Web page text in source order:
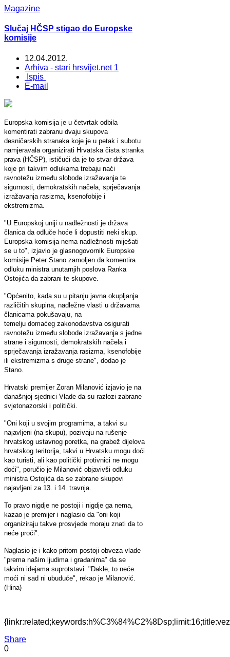
Magazine
Slučaj HČSP stigao do Europske
komisije
12.04.2012.
Arhiva - stari hrsvijet.net 1
Ispis
E-mail
Europska komisija je u četvrtak odbila
komentirati zabranu dvaju skupova
desničarskih stranaka koje je u petak i subotu
namjeravala organizirati Hrvatska čista stranka
prava (HČSP), ističući da je to stvar država
koje pri takvim odlukama trebaju naći
ravnotežu između slobode izražavanja te
sigurnosti, demokratskih načela, sprječavanja
izražavanja rasizma, ksenofobije i
ekstremizma.
"U Europskoj uniji u nadležnosti je država
članica da odluče hoće li dopustiti neki skup.
Europska komisija nema nadležnosti miješati
se u to", izjavio je glasnogovornik Europske
komisije Peter Stano zamoljen da komentira
odluku ministra unutarnjih poslova Ranka
Ostojića da zabrani te skupove.
"Općenito, kada su u pitanju javna okupljanja
različitih skupina, nadležne vlasti u državama
članicama pokušavaju, na
temelju domaćeg zakonodavstva osigurati
ravnotežu između slobode izražavanja s jedne
strane i sigurnosti, demokratskih načela i
sprječavanja izražavanja rasizma, ksenofobije
ili ekstremizma s druge strane", dodao je
Stano.
Hrvatski premijer Zoran Milanović izjavio je na
današnjoj sjednici Vlade da su razlozi zabrane
svjetonazorski i politički.
"Oni koji u svojim programima, a takvi su
najavljeni (na skupu), pozivaju na rušenje
hrvatskog ustavnog poretka, na grabež dijelova
hrvatskog teritorija, takvi u Hrvatsku mogu doći
kao turisti, ali kao politički protivnici ne mogu
doći", poručio je Milanović objavivši odluku
ministra Ostojića da se zabrane skupovi
najavljeni za 13. i 14. travnja.
To pravo nigdje ne postoji i nigdje ga nema,
kazao je premijer i naglasio da "oni koji
organiziraju takve prosvjede moraju znati da to
neće proći".
Naglasio je i kako pritom postoji obveza vlade
"prema našim ljudima i građanima" da se
takvim idejama suprotstavi. "Dakle, to neće
moći ni sad ni ubuduće", rekao je Milanović.
(Hina)
Share
0